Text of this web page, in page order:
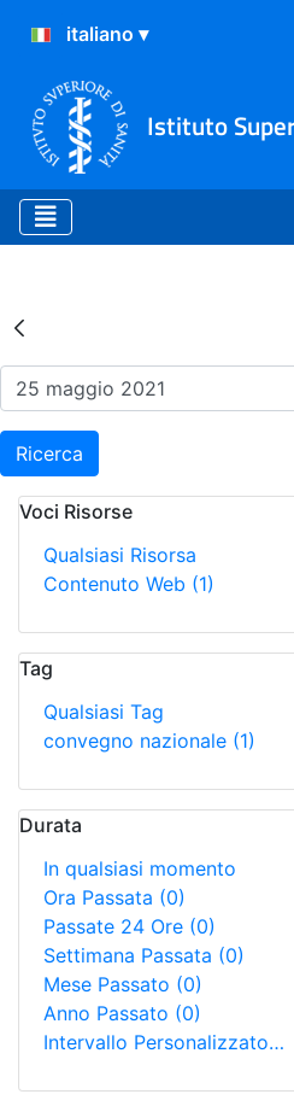
Istituto
Risultati della
Ricerca
Voci Risorse
Qualsiasi Risorsa
Contenuto Web (1)
Tag
Qualsiasi Tag
convegno nazionale (1)
Durata
In qualsiasi momento
Ora Passata (0)
Passate 24 Ore (0)
Settimana Passata (0)
Mese Passato (0)
Anno Passato (0)
Intervallo Personalizzato…